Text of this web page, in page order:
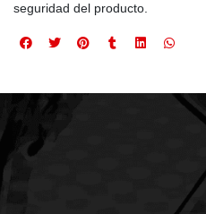
seguridad del producto.